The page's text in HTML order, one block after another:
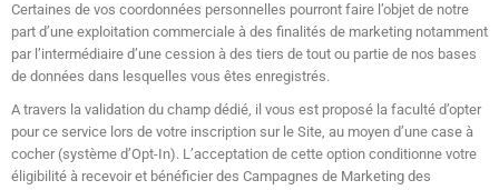
Certaines de vos coordonnées personnelles pourront faire l’objet de notre
part d’une exploitation commerciale à des finalités de marketing notamment
par l’intermédiaire d’une cession à des tiers de tout ou partie de nos bases
de données dans lesquelles vous êtes enregistrés.
A travers la validation du champ dédié, il vous est proposé la faculté d’opter
pour ce service lors de votre inscription sur le Site, au moyen d’une case à
cocher (système d’Opt-In). L’acceptation de cette option conditionne votre
éligibilité à recevoir et bénéficier des Campagnes de Marketing des